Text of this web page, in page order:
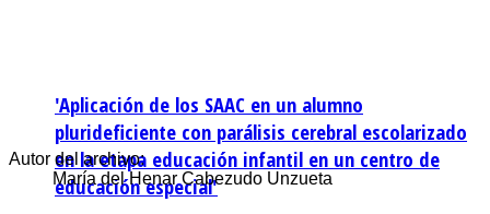
'Aplicación de los SAAC en un alumno
plurideficiente con parálisis cerebral escolarizado
en la etapa educación infantil en un centro de
educación especial'
Autor del archivo:
María del Henar Cabezudo Unzueta